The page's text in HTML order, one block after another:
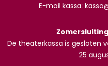
E-mail kassa:
De theaterkassa is gesloten
25